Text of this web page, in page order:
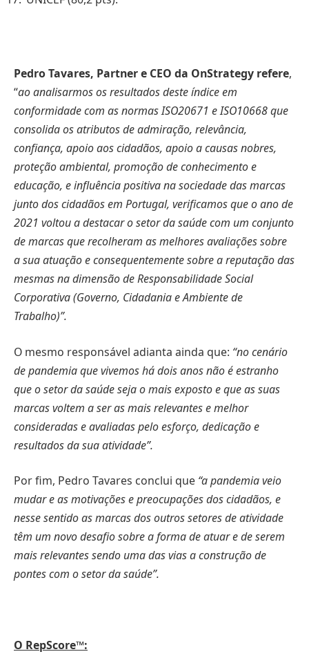
Pedro Tavares, Partner e CEO da OnStrategy refere,
“ao analisarmos os resultados deste índice em
conformidade com as normasISO20671 e ISO10668 que
consolida os atributos de admiração, relevância,
confiança, apoio aos cidadãos, apoio a causas nobres,
proteção ambiental, promoção de conhecimento e
educação, e influência positiva na sociedade das marcas
junto dos cidadãos em Portugal, verificamos que o ano de
2021 voltou a destacar o setor da saúde com um conjunto
de marcas que recolheram as melhores avaliações sobre
a sua atuação e consequentemente sobre a reputação das
mesmas na dimensão de Responsabilidade Social
Corporativa (Governo, Cidadania e Ambiente de
Trabalho)”.
O mesmo responsável adianta ainda que: “no cenário
de pandemia que vivemos há dois anos não é estranho
que o setor da saúde seja o mais exposto e que as suas
marcas voltem a ser as mais relevantes e melhor
consideradas e avaliadas pelo esforço, dedicação e
resultados da sua atividade”.
Por fim, Pedro Tavares conclui que “a pandemia veio
mudar e as motivações e preocupações dos cidadãos, e
nesse sentido as marcas dos outros setores de atividade
têm um novo desafio sobre a forma de atuar e de serem
mais relevantes sendo uma das vias a construção de
pontes com o setor da saúde”.
O RepScore™: